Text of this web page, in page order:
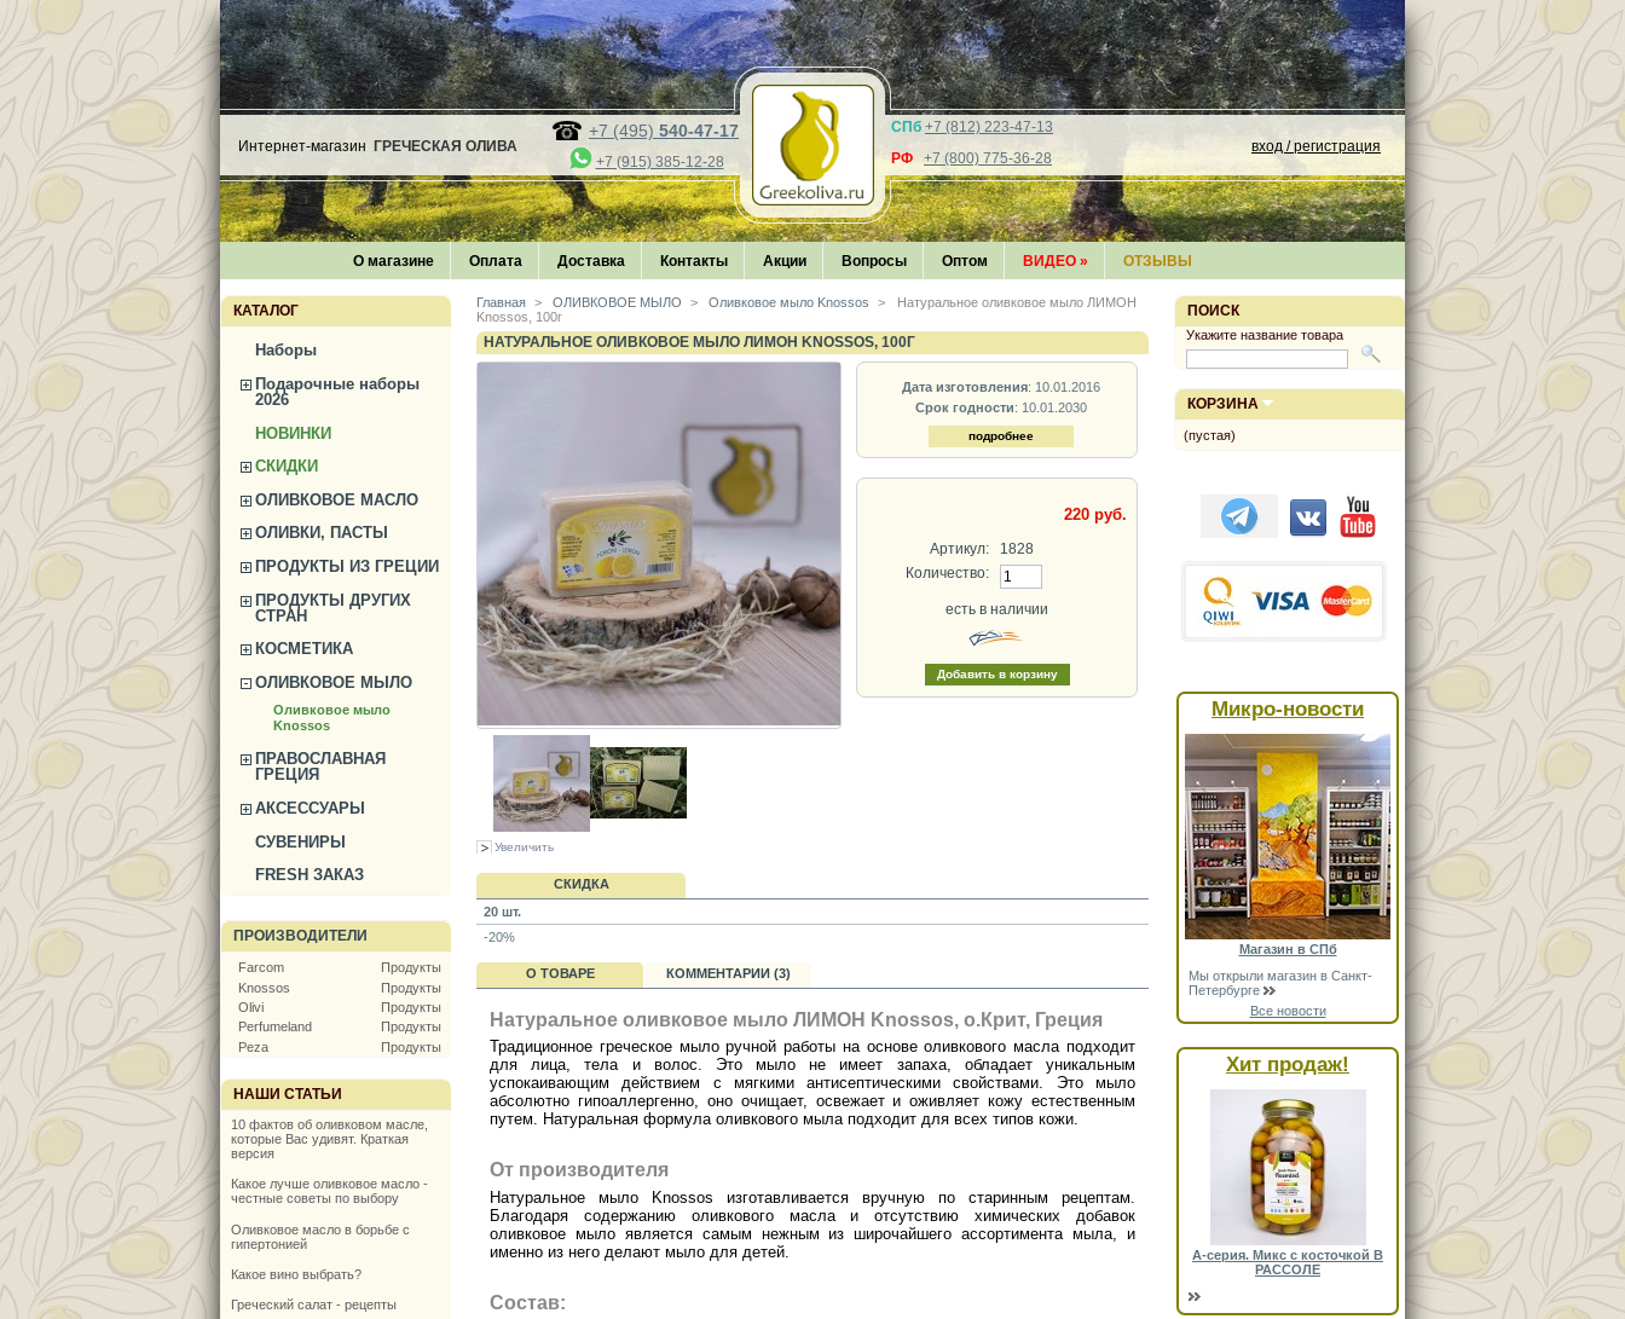
Интернет-магазин ГРЕЧЕСКАЯ ОЛИВА
+7 (495) 540-47-17
+7 (915) 385-12-28
СПб +7 (812) 223-47-13
РФ +7 (800) 775-36-28
вход / регистрация
О магазине Оплата Доставка Контакты Акции Вопросы Оптом ВИДЕО » ОТЗЫВЫ
КАТАЛОГ
Наборы
Подарочные наборы
2026
НОВИНКИ
СКИДКИ
ОЛИВКОВОЕ МАСЛО
ОЛИВКИ, ПАСТЫ
ПРОДУКТЫ ИЗ ГРЕЦИИ
ПРОДУКТЫ ДРУГИХ
СТРАН
КОСМЕТИКА
ОЛИВКОВОЕ МЫЛО
Оливковое мыло
Knossos
ПРАВОСЛАВНАЯ
ГРЕЦИЯ
АКСЕССУАРЫ
СУВЕНИРЫ
FRESH ЗАКАЗ
ПРОИЗВОДИТЕЛИ
Farcom
Продукты
Knossos
Продукты
Olivi
Продукты
Perfumeland
Продукты
Peza
Продукты
НАШИ СТАТЬИ
10 фактов об оливковом масле,
которые Вас удивят. Краткая
версия
Какое лучше оливковое масло -
честные советы по выбору
Оливковое масло в борьбе с
гипертонией
Какое вино выбрать?
Греческий салат - рецепты
Главная > ОЛИВКОВОЕ МЫЛО > Оливковое мыло Knossos >
Натуральное оливковое мыло ЛИМОН
Knossos, 100г
НАТУРАЛЬНОЕ ОЛИВКОВОЕ МЫЛО ЛИМОН KNOSSOS, 100Г
Увеличить
Дата изготовления: 10.01.2016
Срок годности: 10.01.2030
подробнее
220 руб.
Артикул:
1828
Количество:
есть в наличии
СКИДКА
20 шт.
-20%
О ТОВАРЕ КОММЕНТАРИИ (3)
Натуральное оливковое мыло ЛИМОН Knossos, о.Крит, Греция
Традиционное греческое мыло ручной работы на основе оливкового масла подходит
для лица, тела и волос. Это мыло не имеет запаха, обладает уникальным
успокаивающим действием с мягкими антисептическими свойствами. Это мыло
абсолютно гипоаллергенно, оно очищает, освежает и оживляет кожу естественным
путем. Натуральная формула оливкового мыла подходит для всех типов кожи.
От производителя
Натуральное мыло Knossos изготавливается вручную по старинным рецептам.
Благодаря содержанию оливкового масла и отсутствию химических добавок
оливковое мыло является самым нежным из широчайшего ассортимента мыла, и
именно из него делают мыло для детей.
Состав:
ПОИСК
Укажите название товара
КОРЗИНА
(пустая)
Микро-новости
Магазин в СПб
Мы открыли магазин в Санкт-
Петербурге
Все новости
Хит продаж!
А-серия. Микс с косточкой В
РАССОЛЕ